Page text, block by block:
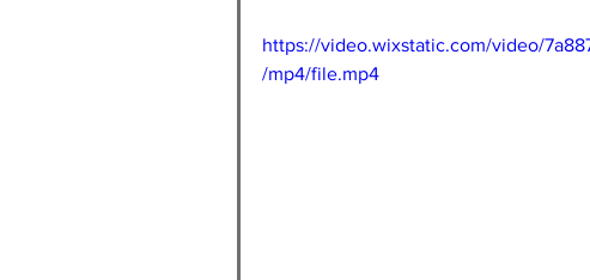
https://video.wixstatic.com/video/
/mp4/file.mp4